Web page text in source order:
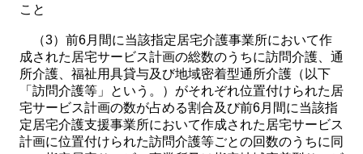
こと
（3）前6月間に当該指定居宅介護事業所において作
成された居宅サービス計画の総数のうちに訪問介護、通
所介護、福祉用具貸与及び地域密着型通所介護（以下
「訪問介護等」という。）がそれぞれ位置付けられた居
宅サービス計画の数が占める割合及び前6月間に当該指
定居宅介護支援事業所において作成された居宅サービス
計画に位置付けられた訪問介護等ごとの回数のうちに同